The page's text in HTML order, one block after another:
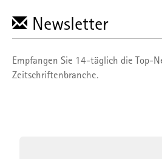
Newsletter
Empfangen Sie 14-täglich die Top-
Zeitschriftenbranche.